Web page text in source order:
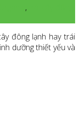
,
đông lạnh hay trái
dưỡng thiết yếu và